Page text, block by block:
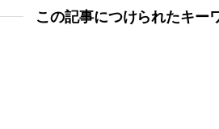
この記事につけられたキー